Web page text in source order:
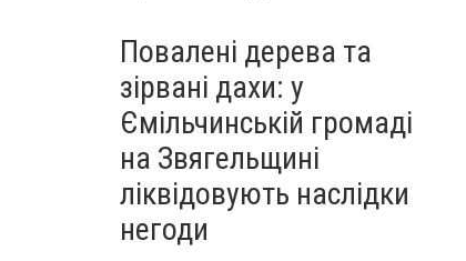
Повалені дерева та
зірвані дахи: у
Ємільчинській громаді
на Звягельщині
ліквідовують наслідки
негоди